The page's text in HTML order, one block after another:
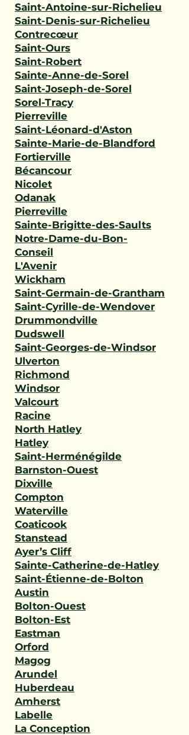
Saint-Antoine-sur-Richelieu
Saint-Denis-sur-Richelieu
Contrecœur
Saint-Ours
Saint-Robert
Sainte-Anne-de-Sorel
Saint-Joseph-de-Sorel
Sorel-Tracy
Pierreville
Saint-Léonard-d'Aston
Sainte-Marie-de-Blandford
Fortierville
Bécancour
Nicolet
Odanak
Pierreville
Sainte-Brigitte-des-Saults
Notre-Dame-du-Bon-
Conseil
L'Avenir
Wickham
Saint-Germain-de-Grantham
Saint-Cyrille-de-Wendover
Drummondville
Dudswell
Saint-Georges-de-Windsor
Ulverton
Richmond
Windsor
Valcourt
Racine
North Hatley
Hatley
Saint-Herménégilde
Barnston-Ouest
Dixville
Compton
Waterville
Coaticook
Stanstead
Ayer’s Cliff
Sainte-Catherine-de-Hatley
Saint-Étienne-de-Bolton
Austin
Bolton-Ouest
Bolton-Est
Eastman
Orford
Magog
Arundel
Huberdeau
Amherst
Labelle
La Conception